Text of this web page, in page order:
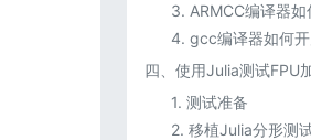
3. ARMCC编译器如
4. gcc编译器如何开
四、使用Julia测试FPU
1. 测试准备
2. 移植Julia分形测